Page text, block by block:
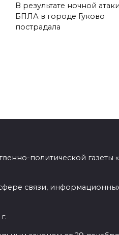
В результате ночной атаки
БПЛА в городе Гуково
пострадала
политической газеты
связи,